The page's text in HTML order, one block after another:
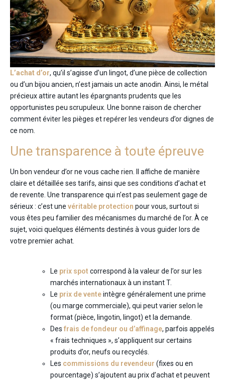
L’achat d’or, qu’il s’agisse d’un lingot, d’une pièce de collection
ou d’un bijou ancien, n’est jamais un acte anodin. Ainsi, le métal
précieux attire autant les épargnants prudents que les
opportunistes peu scrupuleux. Une bonne raison de chercher
comment éviter les pièges et repérer les vendeurs d’or dignes de
ce nom.
Une transparence à toute épreuve
Un bon vendeur d’or ne vous cache rien. Il affiche de manière
claire et détaillée ses tarifs, ainsi que ses conditions d’achat et
de revente. Une transparence qui n’est pas seulement gage de
sérieux : c’est une véritable protection pour vous, surtout si
vous êtes peu familier des mécanismes du marché de l’or. À ce
sujet, voici quelques éléments destinés à vous guider lors de
votre premier achat.
Le prix spot correspond à la valeur de l’or sur les
marchés internationaux à un instant T.
Le prix de venteintègre généralement une prime
(ou marge commerciale), qui peut varier selon le
format (pièce, lingotin, lingot) et la demande.
Des frais de fondeur ou d’affinage, parfois appelés
« frais techniques », s’appliquent sur certains
produits d’or, neufs ou recyclés.
Les commissions du revendeur (fixes ou en
pourcentage) s’ajoutent au prix d’achat et peuvent